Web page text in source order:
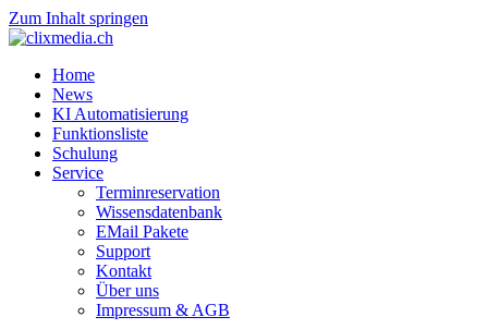
Zum Inhalt springen
Home
News
KI Automatisierung
Funktionsliste
Schulung
Service
Terminreservation
Wissensdatenbank
EMail Pakete
Support
Kontakt
Über uns
Impressum & AGB